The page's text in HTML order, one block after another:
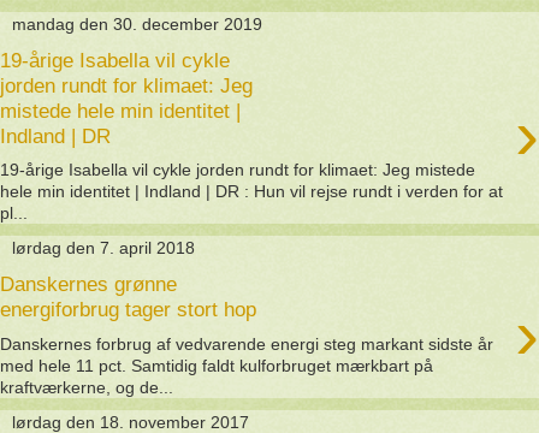
mandag den 30. december 2019
19-årige Isabella vil cykle
jorden rundt for klimaet: Jeg
mistede hele min identitet |
Indland | DR
›
19-årige Isabella vil cykle jorden rundt for klimaet: Jeg mistede
hele min identitet | Indland | DR : Hun vil rejse rundt i verden for at
pl...
lørdag den 7. april 2018
Danskernes grønne
energiforbrug tager stort hop
›
Danskernes forbrug af vedvarende energi steg markant sidste år
med hele 11 pct. Samtidig faldt kulforbruget mærkbart på
kraftværkerne, og de...
lørdag den 18. november 2017